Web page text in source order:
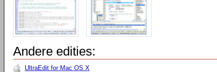
Andere edities:
UltraEdit for Mac OS X